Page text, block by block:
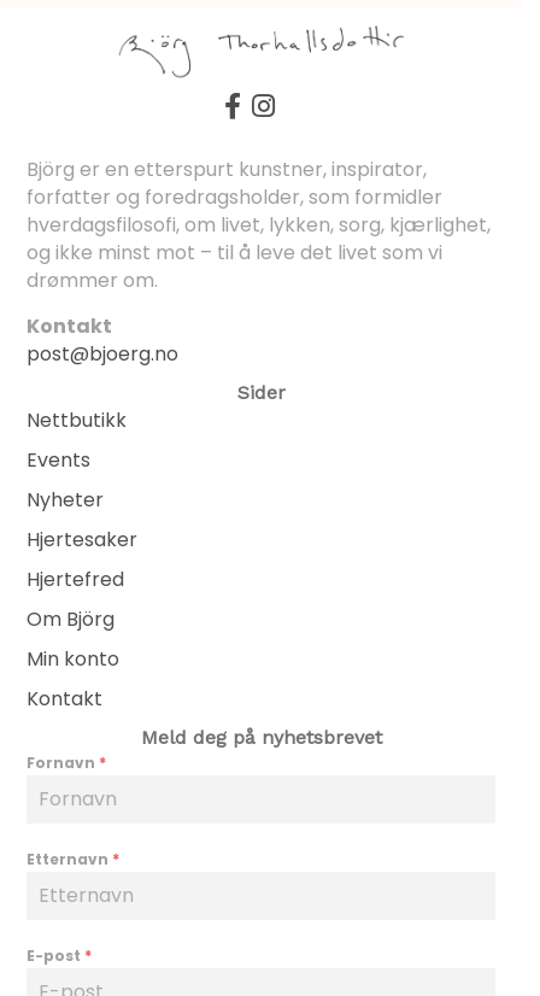
Björg er en etterspurt kunstner, inspirator,
forfatter og foredragsholder, som formidler
hverdagsfilosofi, om livet, lykken, sorg, kjærlighet,
og ikke minst mot – til å leve det livet som vi
drømmer om.
Kontakt
post@bjoerg.no
Sider
Nettbutikk
Events
Nyheter
Hjertesaker
Hjertefred
Om Björg
Min konto
Kontakt
Meld deg på nyhetsbrevet
Fornavn *
Etternavn *
E-post *